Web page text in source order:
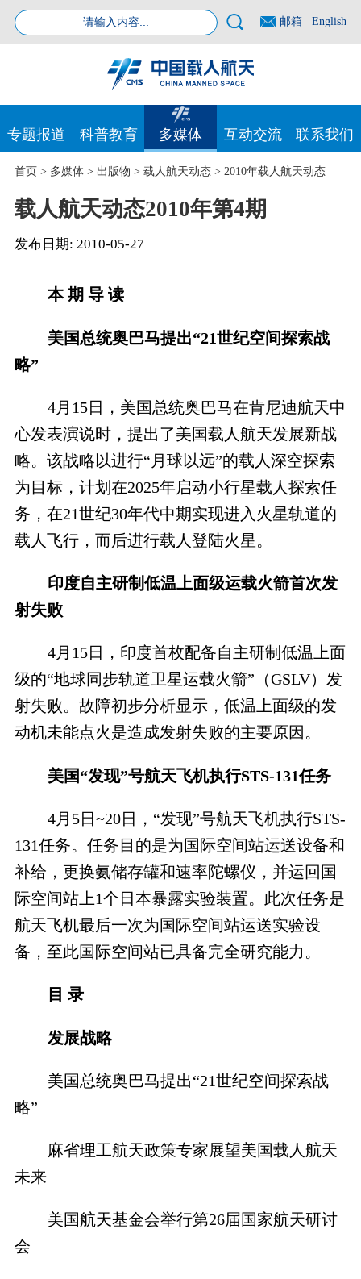
邮箱 English
专题报道 科普教育 多媒体 互动交流 联系我们
首页> 多媒体> 出版物 > 载人航天动态> 2010年载人航天动态
载人航天动态2010年第4期
发布日期: 2010-05-27
本 期 导 读
美国总统奥巴马提出“21世纪空间探索战
略”
4月15日，美国总统奥巴马在肯尼迪航天中
心发表演说时，提出了美国载人航天发展新战
略。该战略以进行“月球以远”的载人深空探索
为目标，计划在2025年启动小行星载人探索任
务，在21世纪30年代中期实现进入火星轨道的
载人飞行，而后进行载人登陆火星。
印度自主研制低温上面级运载火箭首次发
射失败
4月15日，印度首枚配备自主研制低温上面
级的“地球同步轨道卫星运载火箭”（GSLV）发
射失败。故障初步分析显示，低温上面级的发
动机未能点火是造成发射失败的主要原因。
美国“发现”号航天飞机执行STS-131任务
4月5日~20日，“发现”号航天飞机执行STS-
131任务。任务目的是为国际空间站运送设备和
补给，更换氨储存罐和速率陀螺仪，并运回国
际空间站上1个日本暴露实验装置。此次任务是
航天飞机最后一次为国际空间站运送实验设
备，至此国际空间站已具备完全研究能力。
目 录
发展战略
美国总统奥巴马提出“21世纪空间探索战
略”
麻省理工航天政策专家展望美国载人航天
未来
美国航天基金会举行第26届国家航天研讨
会